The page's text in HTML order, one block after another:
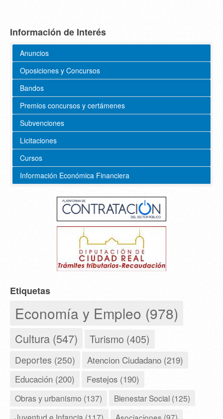
Información de Interés
Anuncios
Oposiciones y Concursos
Bandos
Premios concursos y certámenes
Subvenciones
Licitaciones
Cursos
Información Económica Financiera
Etiquetas
Economía y Empleo (978)
Cultura (547) Turismo (405)
Deportes (250) Atencion Ciudadano (219)
Educación (200) Festejos (190)
Obras y urbanismo (137)
Bienestar Social (125)